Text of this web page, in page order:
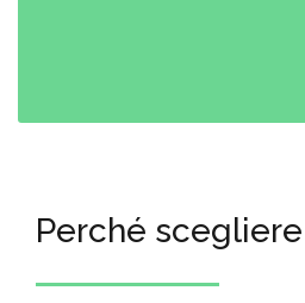
Perché